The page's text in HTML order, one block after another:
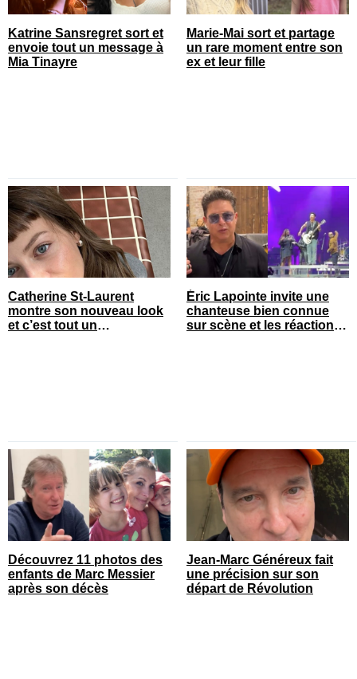
Katrine Sansregret sort et
envoie tout un message à
Mia Tinayre
Marie-Mai sort et partage
un rare moment entre son
ex et leur fille
Catherine St-Laurent
montre son nouveau look
et c’est tout un
Éric Lapointe invite une
chanteuse bien connue
sur scène et les réactions
Découvrez 11 photos des
enfants de Marc Messier
après son décès
Jean-Marc Généreux fait
une précision sur son
départ de Révolution